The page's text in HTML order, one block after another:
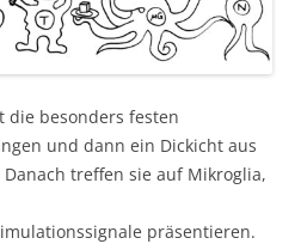
die besonders festen
und dann ein Dickicht aus
treffen sie auf Mikroglia,
präsentieren.